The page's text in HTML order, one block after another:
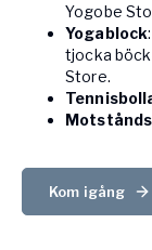
Yogobe
Yogablock
tjocka
Store.
Kom igång